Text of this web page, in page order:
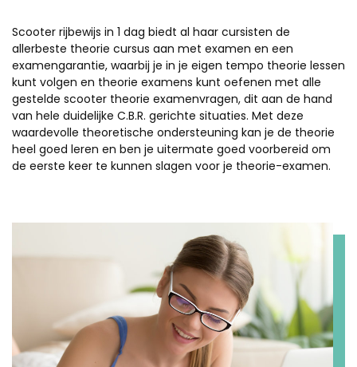
Scooter rijbewijs in 1 dag biedt al haar cursisten de
allerbeste theorie cursus aan met examen en een
examengarantie, waarbij je in je eigen tempo theorie lessen
kunt volgen en theorie examens kunt oefenen met alle
gestelde scooter theorie examenvragen, dit aan de hand
van hele duidelijke C.B.R. gerichte situaties. Met deze
waardevolle theoretische ondersteuning kan je de theorie
heel goed leren en ben je uitermate goed voorbereid om
de eerste keer te kunnen slagen voor je theorie-examen.